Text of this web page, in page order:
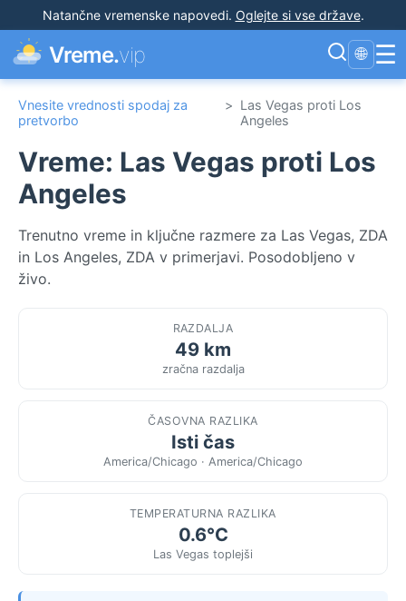
Natančne vremenske napovedi. Oglejte si vse države.
Vreme.vip 🌐 ☰
Vnesite vrednosti spodaj za
pretvorbo
> Las Vegas proti Los
Angeles
Vreme: Las Vegas proti Los
Angeles
Trenutno vreme in ključne razmere za Las Vegas, ZDA
in Los Angeles, ZDA v primerjavi. Posodobljeno v
živo.
RAZDALJA
49 km
zračna razdalja
ČASOVNA RAZLIKA
Isti čas
America/Chicago · America/Chicago
TEMPERATURNA RAZLIKA
0.6°C
Las Vegas toplejši